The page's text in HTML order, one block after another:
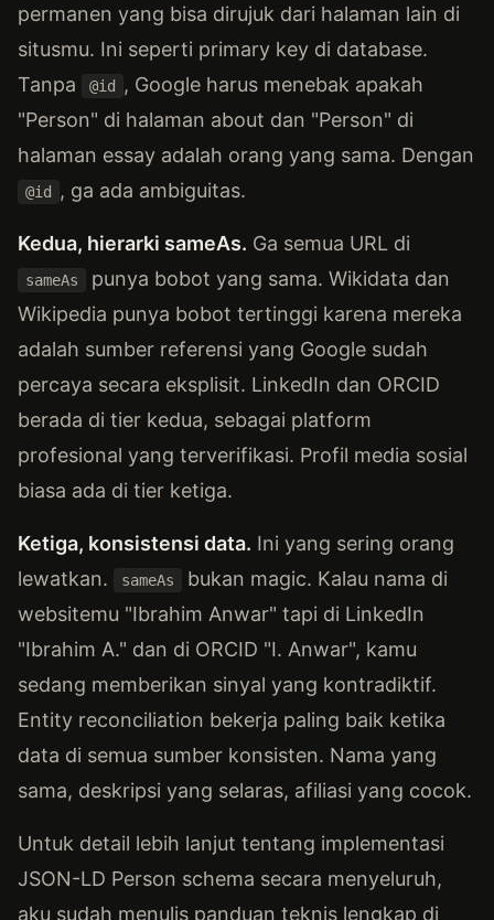
permanen yang bisa dirujuk dari halaman lain di
situsmu. Ini seperti primary key di database.
Tanpa
@id
, Google harus menebak apakah
"Person" di halaman about dan "Person" di
halaman essay adalah orang yang sama. Dengan
@id , ga ada ambiguitas.
Kedua, hierarki sameAs. Ga semua URL di
sameAs
punya bobot yang sama. Wikidata dan
Wikipedia punya bobot tertinggi karena mereka
adalah sumber referensi yang Google sudah
percaya secara eksplisit. LinkedIn dan ORCID
berada di tier kedua, sebagai platform
profesional yang terverifikasi. Profil media sosial
biasa ada di tier ketiga.
Ketiga, konsistensi data. Ini yang sering orang
lewatkan.
sameAs
bukan magic. Kalau nama di
websitemu "Ibrahim Anwar" tapi di LinkedIn
"Ibrahim A." dan di ORCID "I. Anwar", kamu
sedang memberikan sinyal yang kontradiktif.
Entity reconciliation bekerja paling baik ketika
data di semua sumber konsisten. Nama yang
sama, deskripsi yang selaras, afiliasi yang cocok.
Untuk detail lebih lanjut tentang implementasi
JSON-LD Person schema secara menyeluruh,
aku sudah menulis panduan teknis lengkap di